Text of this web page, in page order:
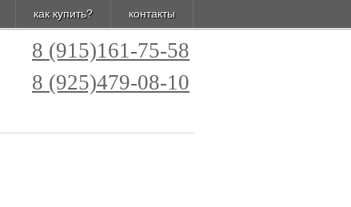
как купить? контакты
8 (915)161-75-58
8 (925)479-08-10